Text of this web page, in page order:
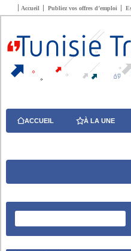
Accueil Publiez vos offres d’emploi
ACCUEIL À LA UNE